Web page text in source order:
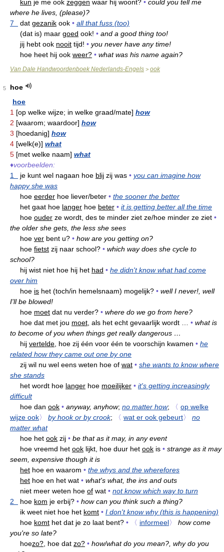
kun je me ook zeggen waar hij woont? • could you tell me
where he lives, (please)?
7
dat gezanik ook • all that fuss (too)
(dat is) maar goed ook! • and a good thing too!
jij hebt ook nooit tijd! • you never have any time!
hoe heet hij ook weer? • what was his name again?
Van Dale Handwoordenboek Nederlands-Engels > ook
5
hoe
hoe
1 [op welke wijze; in welke graad/mate] how
2 [waarom; waardoor] how
3 [hoedanig] how
4 [welk(e)] what
5 [met welke naam] what
♦voorbeelden:
1
je kunt wel nagaan hoe blij zij was • you can imagine how
happy she was
hoe eerder hoe liever/beter • the sooner the better
het gaat hoe langer hoe beter • it is getting better all the time
hoe ouder ze wordt, des te minder ziet ze/hoe minder ze ziet •
the older she gets, the less she sees
hoe ver bent u? • how are you getting on?
hoe fietst zij naar school? • which way does she cycle to
school?
hij wist niet hoe hij het had • he didn't know what had come
over him
hoe is het (toch/in hemelsnaam) mogelijk? • well I never!, well
I'll be blowed!
hoe moet dat nu verder? • where do we go from here?
hoe dat met jou moet, als het echt gevaarlijk wordt … • what is
to become of you when things get really dangerous …
hij vertelde, hoe zij één voor één te voorschijn kwamen • he
related how they came out one by one
zij wil nu wel eens weten hoe of wat • she wants to know where
she stands
het wordt hoe langer hoe moeilijker • it's getting increasingly
difficult
hoe dan ook • anyway, anyhow; no matter how; 〈 op welke
wijze ook〉 by hook or by crook; 〈 wat er ook gebeurt〉
no
matter what
hoe het ook zij • be that as it may, in any event
hoe vreemd het ook lijkt, hoe duur het ook is • strange as it may
seem, expensive though it is
het hoe en waarom • the whys and the wherefores
het hoe en het wat • what's what, the ins and outs
niet meer weten hoe of wat • not know which way to turn
2
hoe kom je erbij? • how can you think such a thing?
ik weet niet hoe het komt • I don't know why (this is happening)
hoe komt het dat je zo laat bent? • 〈 informeel〉
how come
you're so late?
hoezo?, hoe dat zo? • how/what do you mean?, why do you